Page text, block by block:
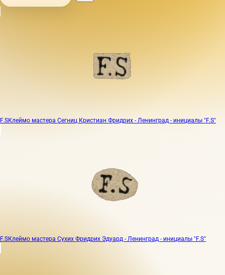
F.SКлеймо мастера Сегниц Кристиан Фридрих - Ленинград - инициалы "F.S"
F.SКлеймо мастера Сухих Фридрих Эдуард - Ленинград - инициалы "F.S"